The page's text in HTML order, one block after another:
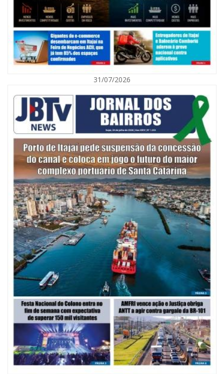
Defesa Civil de Itajaí alerta para chuva, ventos fortes e queda de
temperatura
ITAJAÍ
06/08/2026 | 10:02
Audiência pública debate Programa Municipal de Habitação de Interesse
Social em Itajaí
31/07/2026